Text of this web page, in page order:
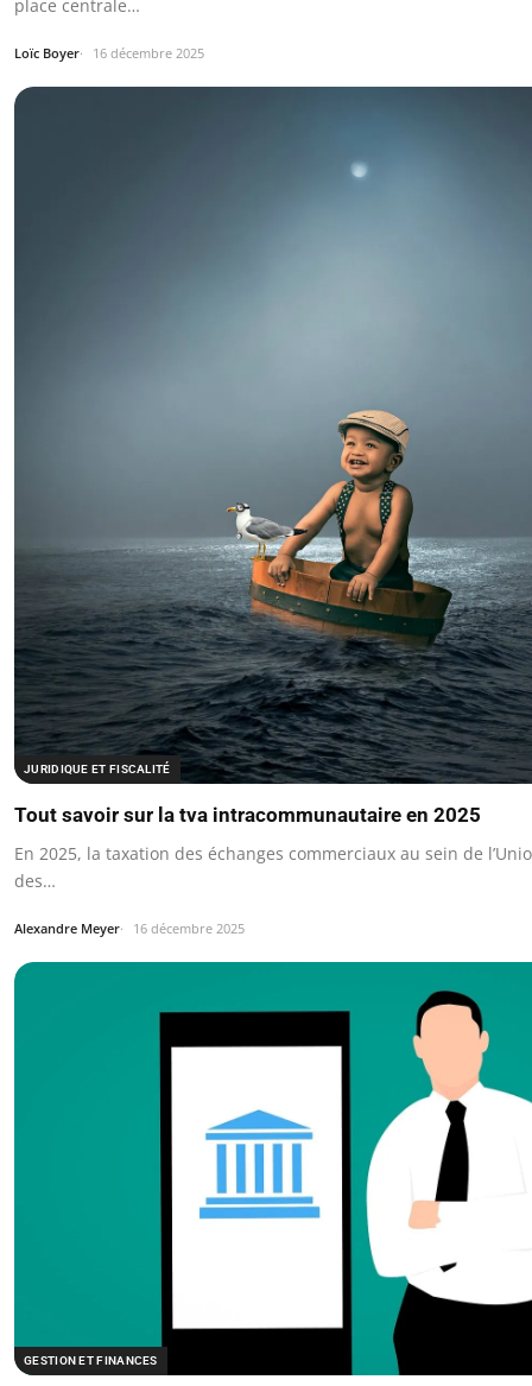
place centrale…
Loïc Boyer 16 décembre 2025
JURIDIQUE ET FISCALITÉ
Tout savoir sur la tva intracommunautaire en 2025
En 2025, la taxation des échanges commerciaux au sein de
des…
Alexandre Meyer 16 décembre 2025
GESTION ET FINANCES